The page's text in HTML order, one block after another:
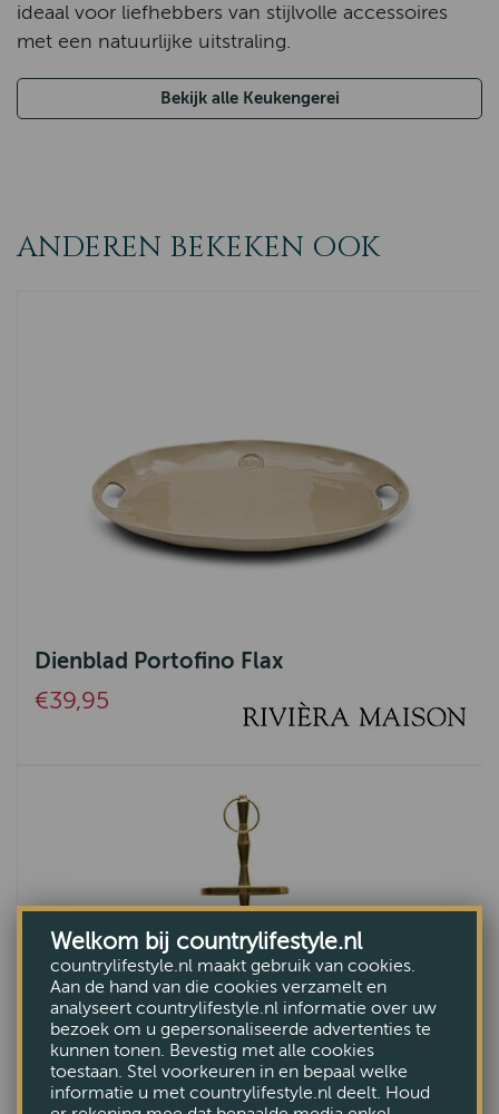
ideaal voor liefhebbers van stijlvolle accessoires
met een natuurlijke uitstraling.
Bekijk alle Keukengerei
ANDEREN BEKEKEN OOK
Dienblad Portofino Flax
€39,95
Welkom bij countrylifestyle.nl
countrylifestyle.nl maakt gebruik van cookies.
Aan de hand van die cookies verzamelt en
analyseert countrylifestyle.nl informatie over uw
bezoek om u gepersonaliseerde advertenties te
kunnen tonen. Bevestig met alle cookies
toestaan. Stel voorkeuren in en bepaal welke
informatie u met countrylifestyle.nl deelt. Houd